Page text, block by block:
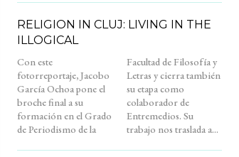
RELIGION IN CLUJ: LIVING IN THE
ILLOGICAL
Con este
fotorreportaje, Jacobo
García Ochoa pone el
broche final a su
formación en el Grado
de Periodismo de la
Facultad de Filosofía y
Letras y cierra también
su etapa como
colaborador de
Entremedios. Su
trabajo nos traslada a...